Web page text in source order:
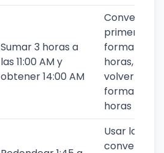
Sumar 3 horas a
las 11:00 AM y
obtener 14:00 AM
Convertir
primero al
formato de
horas, luego
volver al
formato de
horas
Usar la
conversión